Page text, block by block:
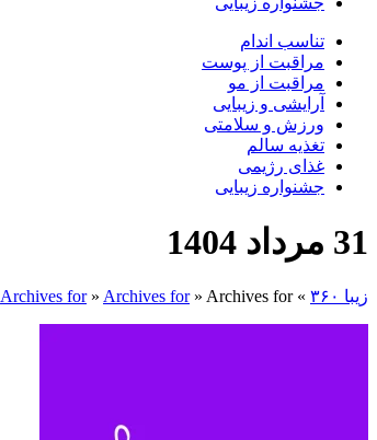
تناسب اندام
مراقبت از پوست
مراقبت از مو
آرایشی و زیبایی
ورزش و سلامتی
تغذیه سالم
غذای رژیمی
جشنواره زیبایی
31 مرداد 1404
زیبا ۳۶۰ »
Archives for» Archives for» Archives for